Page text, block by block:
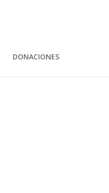
DONACIONES